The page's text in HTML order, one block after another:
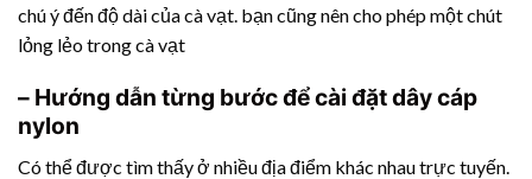
chú ý đến độ dài của cà vạt. bạn cũng nên cho phép một chút
lỏng lẻo trong cà vạt
– Hướng dẫn từng bước để cài đặt dây cáp
nylon
Có thể được tìm thấy ở nhiều địa điểm khác nhau trực tuyến.